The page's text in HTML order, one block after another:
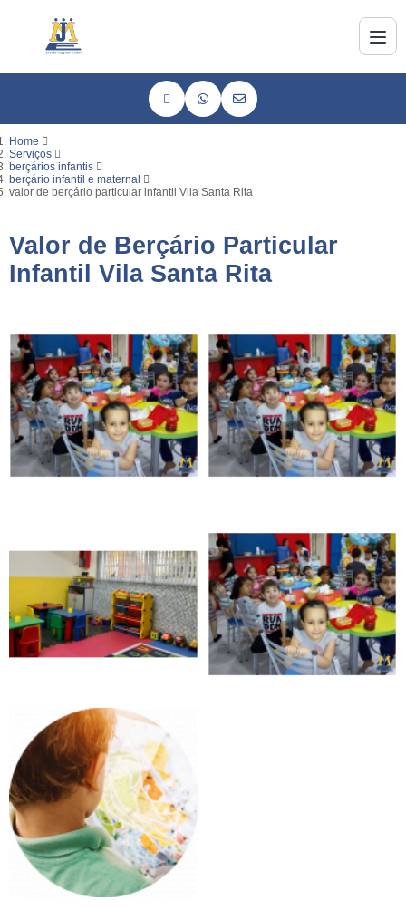
Home
Serviços
berçários infantis
berçário infantil e maternal
valor de berçário particular infantil Vila Santa Rita
Valor de Berçário Particular
Infantil Vila Santa Rita